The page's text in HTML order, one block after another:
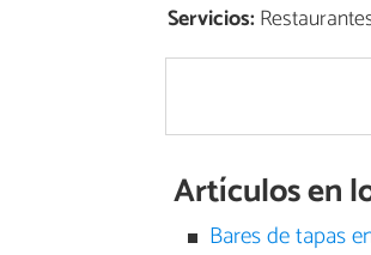
Servicios:
Artículos en
Bares de tapas